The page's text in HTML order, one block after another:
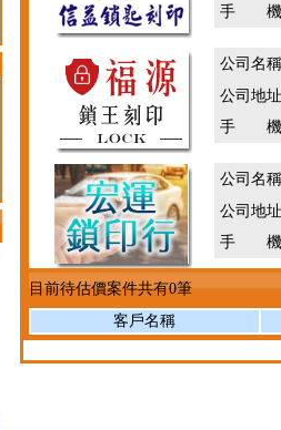
手 機
公司名
公司地
手 機
公司名
公司地
手 機
目前待估價案件共有0筆
客戶名稱